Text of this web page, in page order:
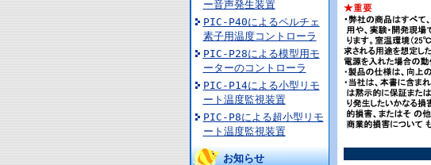
ー音声発生装置
PIC-P40によるペルチェ
素子用温度コントローラ
PIC-P28による模型用モ
ーターのコントローラ
PIC-P14による小型リモ
ート温度監視装置
PIC-P8による超小型リモ
ート温度監視装置
お知らせ